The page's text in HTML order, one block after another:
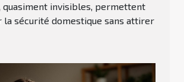
quasiment invisibles, permettent
sécurité domestique sans attirer